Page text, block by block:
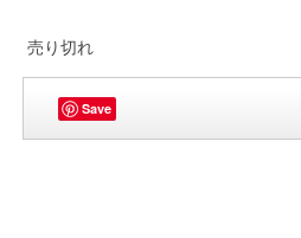
売り切れ
Save